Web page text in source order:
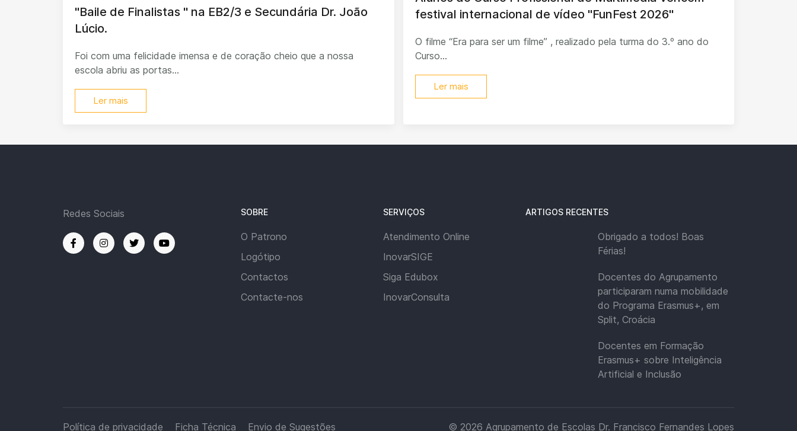
"Baile de Finalistas " na EB2/3 e Secundária Dr. João
Lúcio.
Foi com uma felicidade imensa e de coração cheio que a nossa
escola abriu as portas...
Ler mais
festival internacional de vídeo "FunFest 2026"
O filme “Era para ser um filme” , realizado pela turma do 3.º ano do
Curso...
Ler mais
Redes Sociais SOBRE
O Patrono
Logótipo
Contactos
Contacte-nos
SERVIÇOS
Atendimento Online
InovarSIGE
Siga Edubox
InovarConsulta
ARTIGOS RECENTES
Obrigado a todos! Boas
Férias!
Docentes do Agrupamento
participaram numa mobilidade
do Programa Erasmus+, em
Split, Croácia
Docentes em Formação
Erasmus+ sobre Inteligência
Artificial e Inclusão
Política de privacidade Ficha Técnica Envio de Sugestões © 2026 Agrupamento de Escolas Dr. Francisco Fernandes Lopes